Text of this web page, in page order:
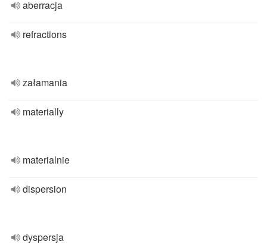
aberracja
refractions
załamania
materially
materialnie
dispersion
dyspersja